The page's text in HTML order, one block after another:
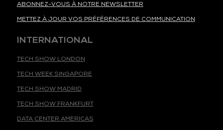
ABONNEZ-VOUS À NOTRE NEWSLETTER
METTEZ À JOUR VOS PRÉFÉRENCES DE COMMUNICATION